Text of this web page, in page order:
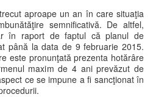
aproape un an în care situaţia
semnificativă. De altfel,
în raport de faptul că planul de
până la data de 9 februarie 2015.
este pronunţată prezenta hotărâre
maxim de 4 ani prevăzut de
ce se impune a fi sancţionat în